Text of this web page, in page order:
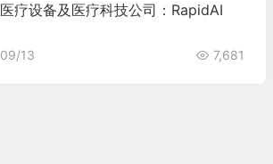
医疗设备及医疗科技公司：RapidAI
09/13 7,681